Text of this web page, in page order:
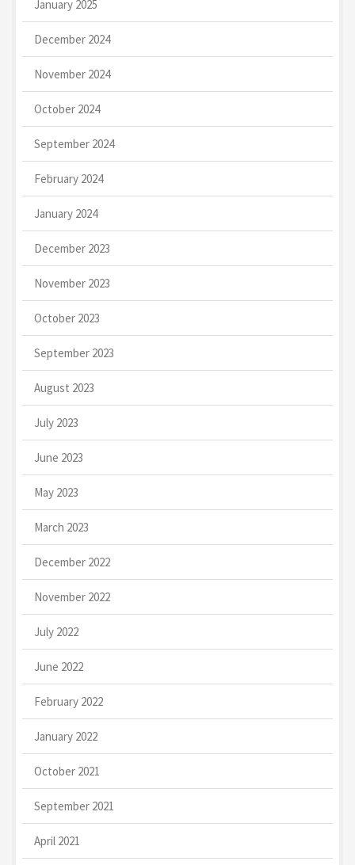
January 2025
December 2024
November 2024
October 2024
September 2024
February 2024
January 2024
December 2023
November 2023
October 2023
September 2023
August 2023
July 2023
June 2023
May 2023
March 2023
December 2022
November 2022
July 2022
June 2022
February 2022
January 2022
October 2021
September 2021
April 2021